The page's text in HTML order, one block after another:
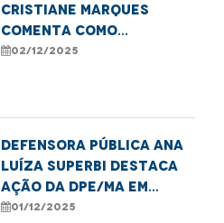
Cristiane Marques
comenta como
dependência emocional
02/12/2025
Defensora Pública Ana
Luíza Superbi destaca
ação da DPE/MA em
Imperatriz em defesa
01/12/2025